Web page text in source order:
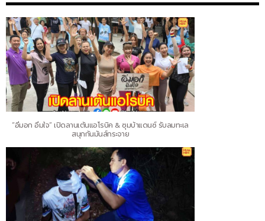
“อิ่มอก อิ่มใจ” เปิดลานเต้นแอโรบิค & ซุมบ้าแดนซ์ รับลมทะเล
สนุกกันมันส์กระจาย